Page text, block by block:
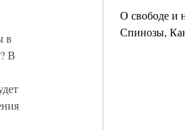
О свободе и
Спинозы,
в
В